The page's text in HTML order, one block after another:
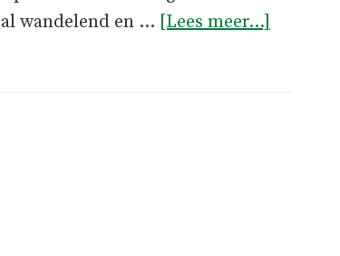
al wandelend en … [Lees meer...]